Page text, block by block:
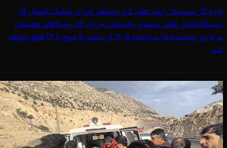
اداره گاز شهرستان ایذه اعلام کرد به‌منظور اجرای عملیات اتصال گاز
ایستگاه تقلیل فشار روستای جازستان، جریان گاز روستاهای دهستان
مرغا روز پنجشنبه 15 مردادماه 1405 از ساعت 5 صبح تا 14 قطع خواهد
شد.